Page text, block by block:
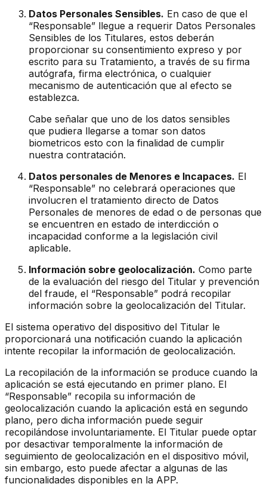
Datos Personales Sensibles. En caso de que el
“Responsable” llegue a requerir Datos Personales
Sensibles de los Titulares, estos deberán
proporcionar su consentimiento expreso y por
escrito para su Tratamiento, a través de su firma
autógrafa, firma electrónica, o cualquier
mecanismo de autenticación que al efecto se
establezca.
Cabe señalar que uno de los datos sensibles
que pudiera llegarse a tomar son datos
biometricos esto con la finalidad de cumplir
nuestra contratación.
Datos personales de Menores e Incapaces. El
“Responsable” no celebrará operaciones que
involucren el tratamiento directo de Datos
Personales de menores de edad o de personas que
se encuentren en estado de interdicción o
incapacidad conforme a la legislación civil
aplicable.
Información sobre geolocalización. Como parte
de la evaluación del riesgo del Titular y prevención
del fraude, el “Responsable” podrá recopilar
información sobre la geolocalización del Titular.
El sistema operativo del dispositivo del Titular le
proporcionará una notificación cuando la aplicación
intente recopilar la información de geolocalización.
La recopilación de la información se produce cuando la
aplicación se está ejecutando en primer plano. El
“Responsable” recopila su información de
geolocalización cuando la aplicación está en segundo
plano, pero dicha información puede seguir
recopilándose involuntariamente. El Titular puede optar
por desactivar temporalmente la información de
seguimiento de geolocalización en el dispositivo móvil,
sin embargo, esto puede afectar a algunas de las
funcionalidades disponibles en la APP.